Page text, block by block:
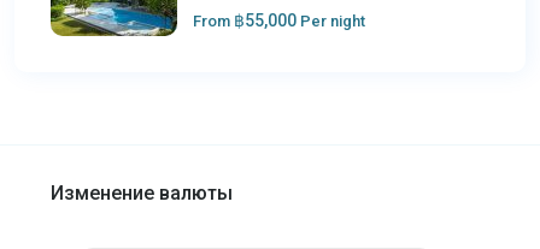
From ฿55,000 Per night
Изменение валюты